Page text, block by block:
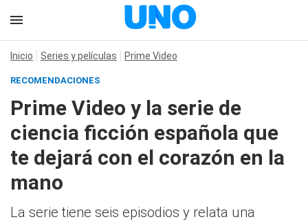
Inicio Series y películas Prime Video
RECOMENDACIONES
Prime Video y la serie de
ciencia ficción española que
te dejará con el corazón en la
mano
La serie tiene seis episodios y relata una